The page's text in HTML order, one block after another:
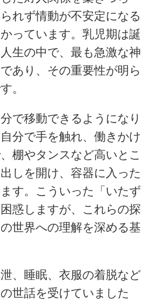
れず情動が不安定になる
っています。乳児期は誕
生の中で、最も急激な神
あり、その重要性が明ら
。
で移動できるようになり
分で手を触れ、働きかけ
棚やタンスなど高いとこ
しを開け、容器に入った
す。こういった「いたず
惑しますが、これらの探
世界への理解を深める基
、睡眠、衣服の着脱など
世話を受けていました